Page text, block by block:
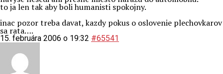
to ja len tak aby boli humanisti spokojny.
inac pozor treba davat, kazdy pokus o oslovenie plechovkarov
sa rata….
15. februára 2006 o 19:32 #65541